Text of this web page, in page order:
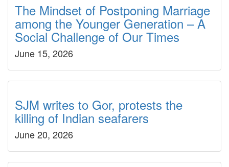
The Mindset of Postponing Marriage
among the Younger Generation – A
Social Challenge of Our Times
June 15, 2026
SJM writes to Gor, protests the
killing of Indian seafarers
June 20, 2026